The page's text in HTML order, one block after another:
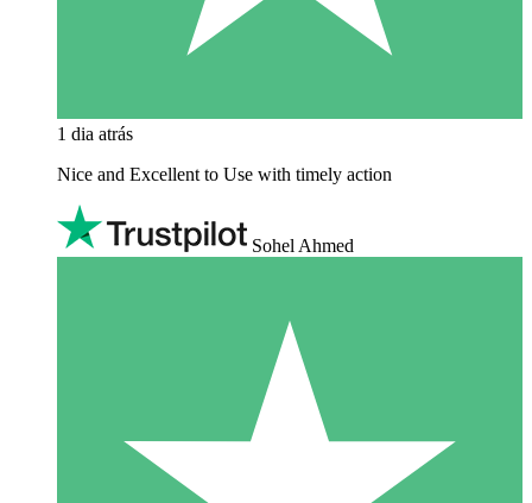
1 dia atrás
Nice and Excellent to Use with timely action
Sohel Ahmed